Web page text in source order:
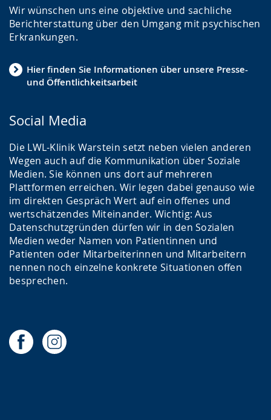
Wir wünschen uns eine objektive und sachliche
Berichterstattung über den Umgang mit psychischen
Erkrankungen.
Hier finden Sie Informationen über unsere Presse-
und Öffentlichkeitsarbeit
Social Media
Die LWL-Klinik Warstein setzt neben vielen anderen
Wegen auch auf die Kommunikation über Soziale
Medien. Sie können uns dort auf mehreren
Plattformen erreichen. Wir legen dabei genauso wie
im direkten Gespräch Wert auf ein offenes und
wertschätzendes Miteinander. Wichtig: Aus
Datenschutzgründen dürfen wir in den Sozialen
Medien weder Namen von Patientinnen und
Patienten oder Mitarbeiterinnen und Mitarbeitern
nennen noch einzelne konkrete Situationen offen
besprechen.